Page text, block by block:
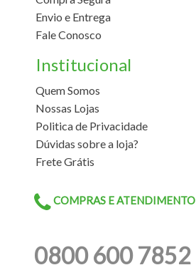
Envio e Entrega
Fale Conosco
Institucional
Quem Somos
Nossas Lojas
Politica de Privacidade
Dúvidas sobre a loja?
Frete Grátis
COMPRAS E ATENDIMENTO
0800 600 7852